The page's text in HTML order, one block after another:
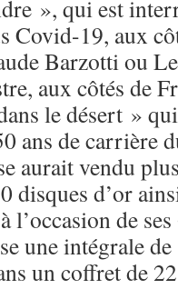
», qui est
Covid-19, aux
Barzotti ou
aux côtés de
le désert »
ans de carrière
aurait vendu
disques d’or
l’occasion de
une intégrale de
un coffret de